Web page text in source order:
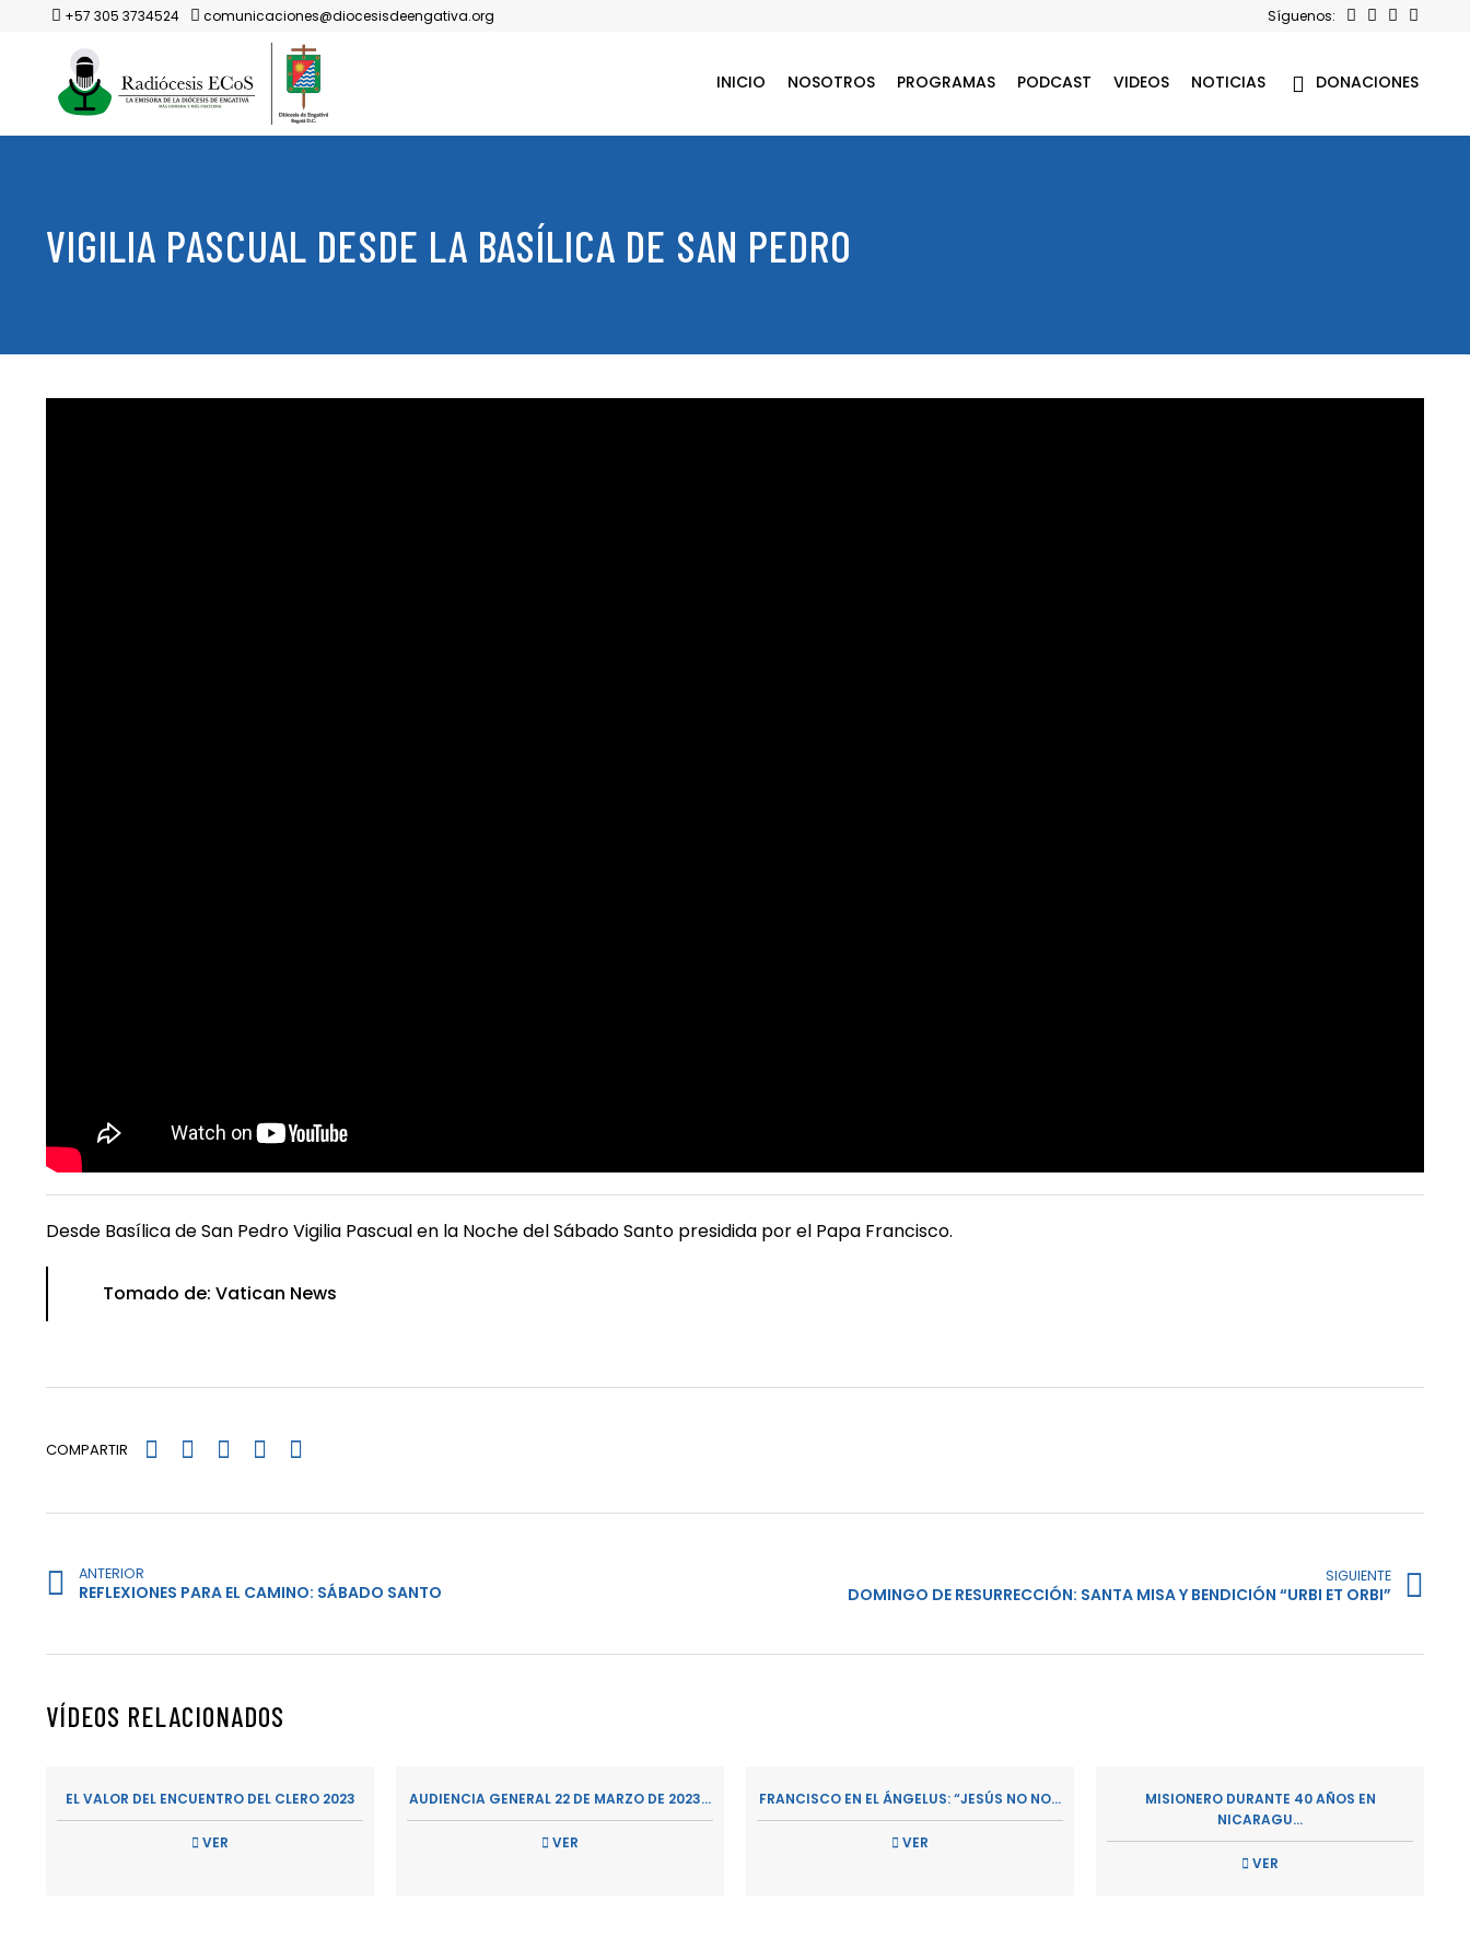
+57 305 3734524 comunicaciones@diocesisdeengativa.org Síguenos:
INICIO NOSOTROS PROGRAMAS PODCAST VIDEOS NOTICIAS DONACIONES
VIGILIA PASCUAL DESDE LA BASÍLICA DE SAN PEDRO
Desde Basílica de San Pedro Vigilia Pascual en la Noche del Sábado Santo presidida por el Papa Francisco.
Tomado de: Vatican News
COMPARTIR
ANTERIOR
REFLEXIONES PARA EL CAMINO: SÁBADO SANTO
SIGUIENTE
DOMINGO DE RESURRECCIÓN: SANTA MISA Y BENDICIÓN “URBI ET ORBI”
VÍDEOS RELACIONADOS
EL VALOR DEL ENCUENTRO DEL CLERO 2023
VER
AUDIENCIA GENERAL 22 DE MARZO DE 2023...
VER
FRANCISCO EN EL ÁNGELUS: “JESÚS NO NO...
VER
MISIONERO DURANTE 40 AÑOS EN
NICARAGU...
VER